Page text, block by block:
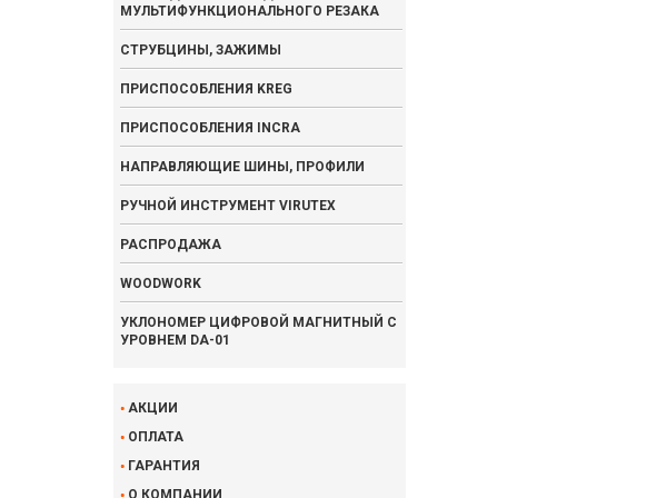
МУЛЬТИФУНКЦИОНАЛЬНОГО РЕЗАКА
СТРУБЦИНЫ, ЗАЖИМЫ
ПРИСПОСОБЛЕНИЯ KREG
ПРИСПОСОБЛЕНИЯ INCRA
НАПРАВЛЯЮЩИЕ ШИНЫ, ПРОФИЛИ
РУЧНОЙ ИНСТРУМЕНТ VIRUTEX
РАСПРОДАЖА
WOODWORK
УКЛОНОМЕР ЦИФРОВОЙ МАГНИТНЫЙ С
УРОВНЕМ DA-01
АКЦИИ
ОПЛАТА
ГАРАНТИЯ
О КОМПАНИИ